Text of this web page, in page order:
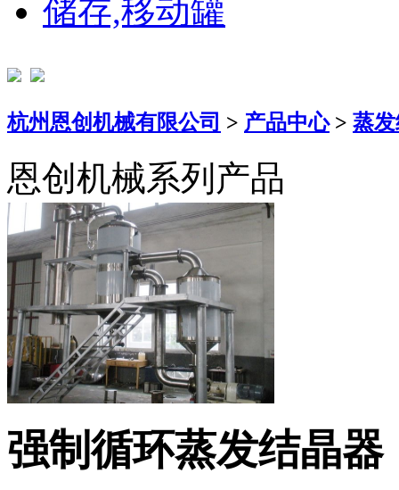
储存,移动罐
杭州恩创机械有限公司 > 产品中心> 蒸
恩创机械系列产品
强制循环蒸发结晶器